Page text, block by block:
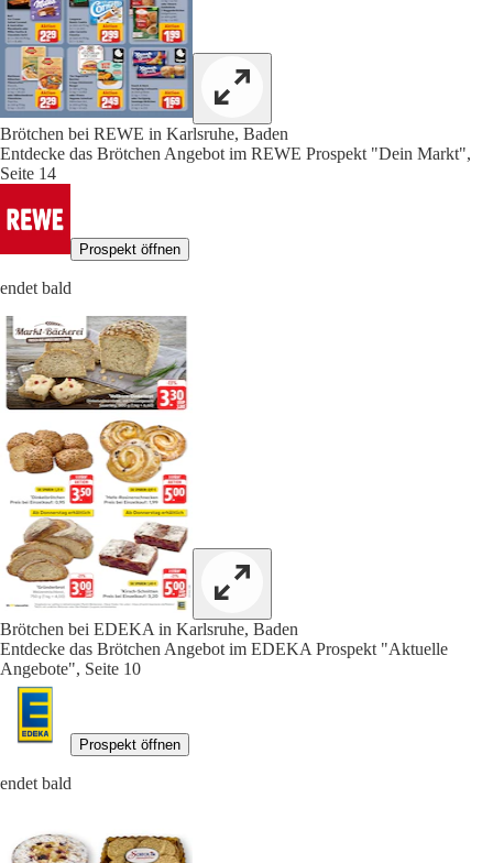
Brötchen bei REWE in Karlsruhe, Baden
Entdecke das Brötchen Angebot im REWE Prospekt "Dein Markt",
Seite 14
Prospekt öffnen
endet bald
Brötchen bei EDEKA in Karlsruhe, Baden
Entdecke das Brötchen Angebot im EDEKA Prospekt "Aktuelle
Angebote", Seite 10
Prospekt öffnen
endet bald